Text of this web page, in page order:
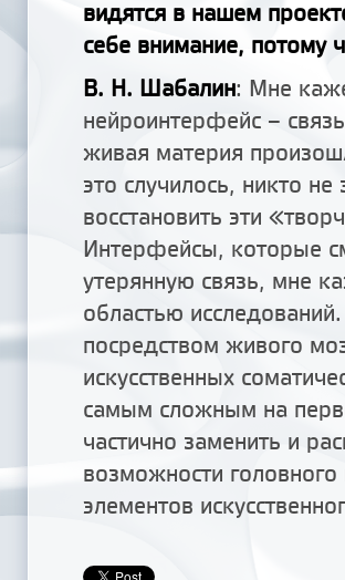
видятся в нашем
себе внимание, потому
В. Н. Шабалин: Мне
нейроинтерфейс –
живая материя
это случилось, никто
восстановить эти
Интерфейсы, которые
утерянную связь, мне
областью
посредством живого
искусственных
самым сложным на
частично заменить и
возможности
элементов